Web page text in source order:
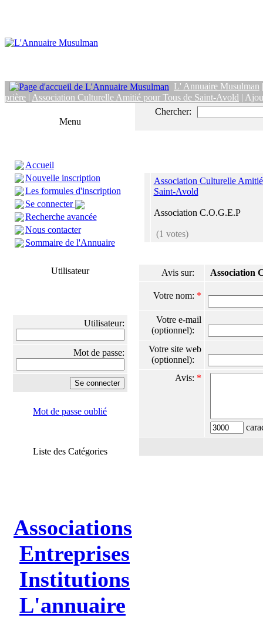
L' Annuaire Musulman
prière | Association Culturelle Amitié pour Tous de Saint-Avold |
Menu
Accueil
Nouvelle inscription
Les formules d'inscription
Se connecter
Recherche avancée
Nous contacter
Sommaire de l'Annuaire
Utilisateur
Utilisateur:
Mot de passe:
Mot de passe oublié
Liste des Catégories
Associations
Entreprises
Institutions
L'annuaire
Chercher:
Association Culturelle
Saint-Avold
Association C.O.G.E.P
(1 votes)
Avis sur: Association
Votre nom: *
Votre e-mail
(optionnel):
Votre site web
(optionnel):
Avis: *